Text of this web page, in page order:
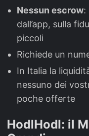
Nessun escrow:
dall’app, sulla
piccoli
Richiede un
In Italia la
nessuno dei
poche offerte
HodlHodl: il